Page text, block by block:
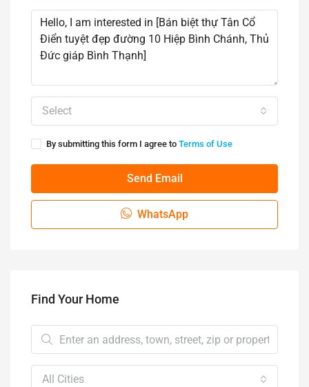
Select
By submitting this form I agree to Terms of Use
Send Email
WhatsApp
Find Your Home
All Cities